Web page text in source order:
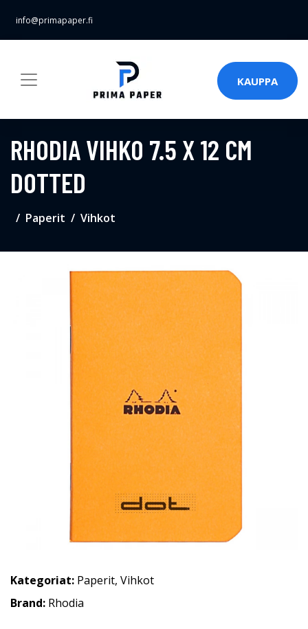
info@primapaper.fi
KAUPPA
RHODIA VIHKO 7.5 X 12 CM
DOTTED
Paperit Vihkot
Kategoriat: Paperit, Vihkot
Brand: Rhodia